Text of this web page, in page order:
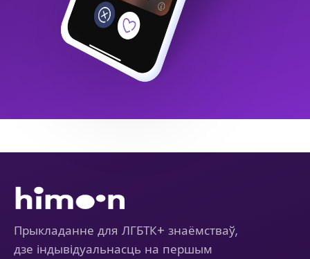
Прыкладанне для ЛГБТК+ знаёмстваў,
дзе індывідуальнасць на першым